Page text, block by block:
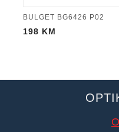
BULGET BG6426 P02
198 KM